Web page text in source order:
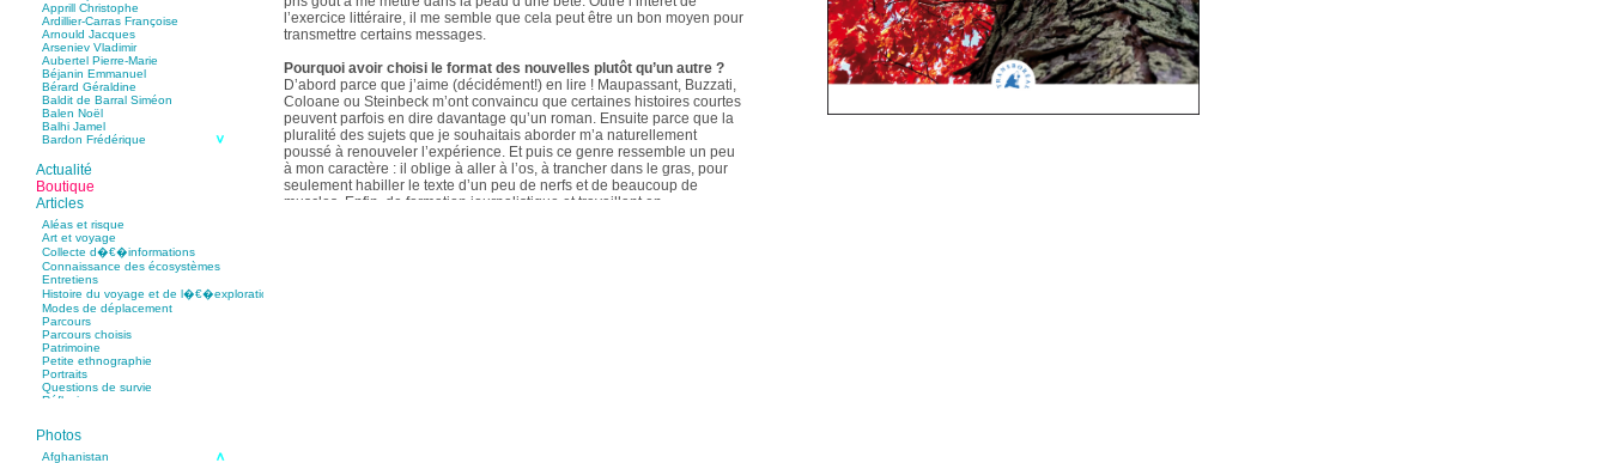
Apprill Christophe
Ardillier-Carras Françoise
Arnould Jacques
Arseniev Vladimir
Aubertel Pierre-Marie
Béjanin Emmanuel
Bérard Géraldine
Baldit de Barral Siméon
Balen Noël
Balhi Jamel
Bardon Frédérique
Bastide Fabien
Baudin Julie
Baujard Jacques
Bazin Sylvain
Bellanger Marc
Bellec Hervé
Belleville Régis
Benestar Géraldine
Benoist Yann
Bertrand Jordane
Bertrandy Antoine
Bezsonov Youri
Bideau Michel-Cosme
Billard Yannick
Blanchet Anne-Lise
Bluntzer Christophe
Bobin Mathieu
Boch Anne-Laure
Boch Julie
Boillot Henri
Bonnem Éric
Boudart Jean-Louis
Actualité
Boutique
Articles
Aléas et risque
Art et voyage
Collecte d�€�informations
Connaissance des écosystèmes
Entretiens
Histoire du voyage et de l�€�exploration
Modes de déplacement
Parcours
Parcours choisis
Patrimoine
Petite ethnographie
Portraits
Questions de survie
Réflexions
Photos
Afghanistan
l’exercice littéraire, il me semble que cela peut être un bon moyen pour
transmettre certains messages.
Pourquoi avoir choisi le format des nouvelles plutôt qu’un autre ?
D’abord parce que j’aime (décidément!) en lire ! Maupassant, Buzzati,
Coloane ou Steinbeck m’ont convaincu que certaines histoires courtes
peuvent parfois en dire davantage qu’un roman. Ensuite parce que la
pluralité des sujets que je souhaitais aborder m’a naturellement
poussé à renouveler l’expérience. Et puis ce genre ressemble un peu
à mon caractère : il oblige à aller à l’os, à trancher dans le gras, pour
seulement habiller le texte d’un peu de nerfs et de beaucoup de
muscles. Enfin, de formation journalistique et travaillant en